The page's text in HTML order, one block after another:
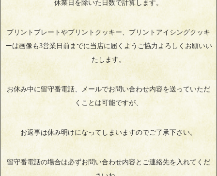
休業日を除いた日数で計算します。
プリントプレートやプリントクッキー、プリントアイシングクッキ
ーは画像も3営業日前までに当店に届くようご協力よろしくお願いい
たします。
お休み中に留守番電話、メールでお問い合わせ内容を送っていただ
くことは可能ですが、
お返事は休み明けになってしまいますのでご了承下さい。
留守番電話の場合は必ずお問い合わせ内容とご連絡先を入れてくだ